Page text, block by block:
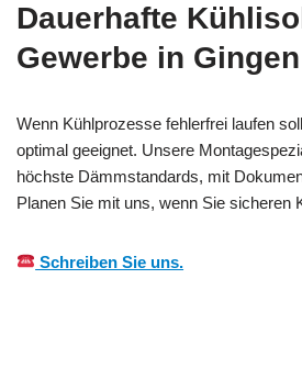
Dauerhafte
Gewerbe in
Wenn Kühlprozesse fehlerfrei laufen
optimal geeignet. Unsere
höchste Dämmstandards, mit
Planen Sie mit uns, wenn Sie sicheren
Schreiben Sie uns.